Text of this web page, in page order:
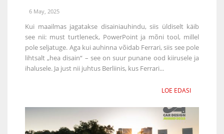
6 May, 2025
Kui maailmas jagatakse disainiauhindu, siis üldiselt käib
see nii: must turtleneck, PowerPoint ja mõni tool, millel
pole seljatuge. Aga kui auhinna võidab Ferrari, siis see pole
lihtsalt „hea disain“ – see on suur punane ood kiirusele ja
ihalusele. Ja just nii juhtus Berliinis, kus Ferrari...
LOE EDASI